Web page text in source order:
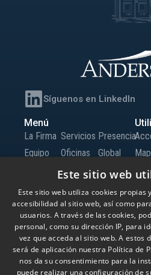
Síguenos en LinkedIn
Menú
La Firma
Equipo
Conocimiento
Servicios
Oficinas
Iberia
Globales
Presencia
Global
Trabaja
nosotros
Contacto
© Andersen Tax LLC, Andersen Tax & Legal,
S.L.P. Andersen Tax & Legal, S.L.P. y
firmas miembro españolas de Andersen
Este sitio web
Este sitio web utiliza cookies
accesibilidad al sitio web, así como
usuarios. A través de las cookies,
personal, como su dirección IP, para
vez que acceda al sitio web. A estos
será de aplicación nuestra Política de
nos da su consentimiento para la
puede realizar una configuración de